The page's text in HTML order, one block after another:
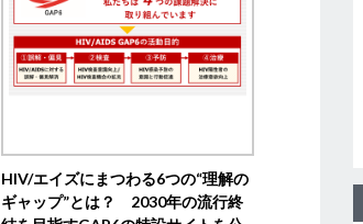
HIV/エイズにまつわる6つの“理解の
ギャップ”とは？ 2030年の流行終